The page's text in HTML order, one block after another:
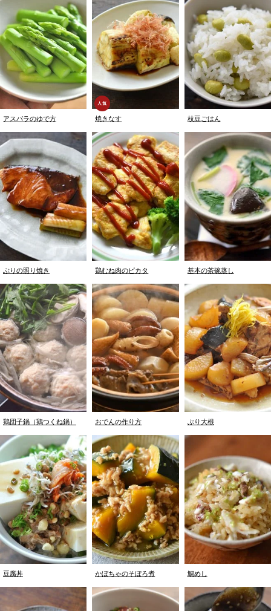
アスパラのゆで方 焼きなす 枝豆ごはん
ぶりの照り焼き 鶏むね肉のピカタ 基本の茶碗蒸し
鶏団子鍋（鶏つくね鍋） おでんの作り方 ぶり大根
豆腐丼 かぼちゃのそぼろ煮 鯛めし